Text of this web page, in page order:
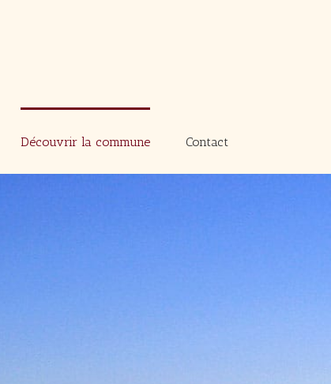
Découvrir la commune Contact